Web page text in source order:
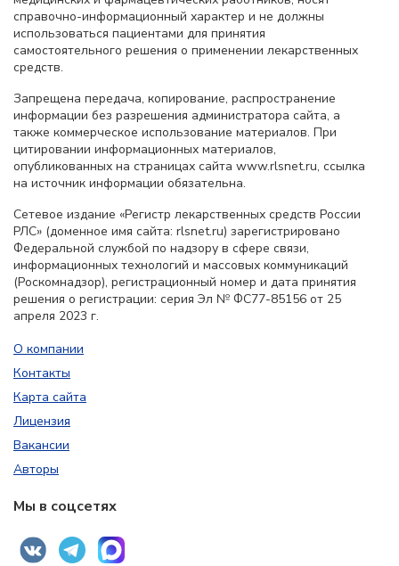
справочно-информационный характер и не должны
использоваться пациентами для принятия
самостоятельного решения о применении лекарственных
средств.
Запрещена передача, копирование, распространение
информации без разрешения администратора сайта, а
также коммерческое использование материалов. При
цитировании информационных материалов,
опубликованных на страницах сайта www.rlsnet.ru, ссылка
на источник информации обязательна.
Сетевое издание «Регистр лекарственных средств России
РЛС» (доменное имя сайта: rlsnet.ru) зарегистрировано
Федеральной службой по надзору в сфере связи,
информационных технологий и массовых коммуникаций
(Роскомнадзор), регистрационный номер и дата принятия
решения о регистрации: серия Эл № ФС77-85156 от 25
апреля 2023 г.
О компании
Контакты
Карта сайта
Лицензия
Вакансии
Авторы
Мы в соцсетях